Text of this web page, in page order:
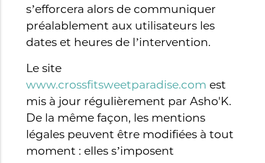
s’efforcera alors de communiquer
préalablement aux utilisateurs les
dates et heures de l’intervention.
Le site
www.crossfitsweetparadise.com est
mis à jour régulièrement par Asho'K.
De la même façon, les mentions
légales peuvent être modifiées à tout
moment : elles s’imposent